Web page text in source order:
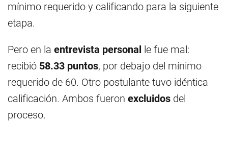
mínimo requerido y calificando para la siguiente
etapa.
Pero en la entrevista personal le fue mal:
recibió 58.33 puntos, por debajo del mínimo
requerido de 60. Otro postulante tuvo idéntica
calificación. Ambos fueron excluidos del
proceso.